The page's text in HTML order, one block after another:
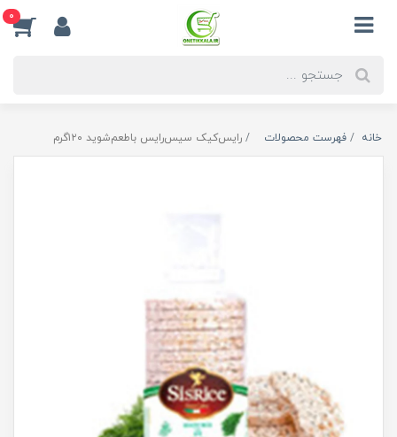
0
خانه فهرست محصولات رایس‌کیک سیس‌رایس باطعم‌شوید ۱۲۰گرم